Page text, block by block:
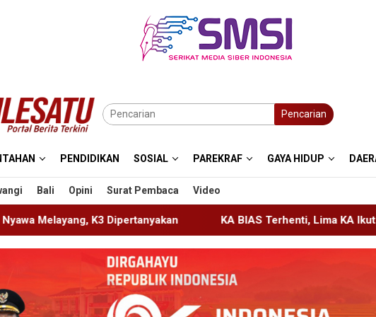
Pencarian
PENDIDIKAN SOSIAL PAREKRAF GAYA HIDUP
Bali Opini Surat Pembaca Video
KA BIAS Terhenti, Lima KA Ikut Terdampak, KAI Daop 7